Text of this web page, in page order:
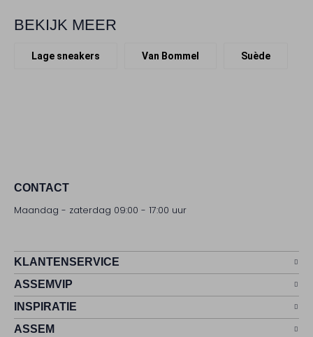
BEKIJK MEER
Lage sneakers Van Bommel Suède
CONTACT
Maandag - zaterdag 09:00 - 17:00 uur
KLANTENSERVICE
ASSEMVIP
INSPIRATIE
ASSEM